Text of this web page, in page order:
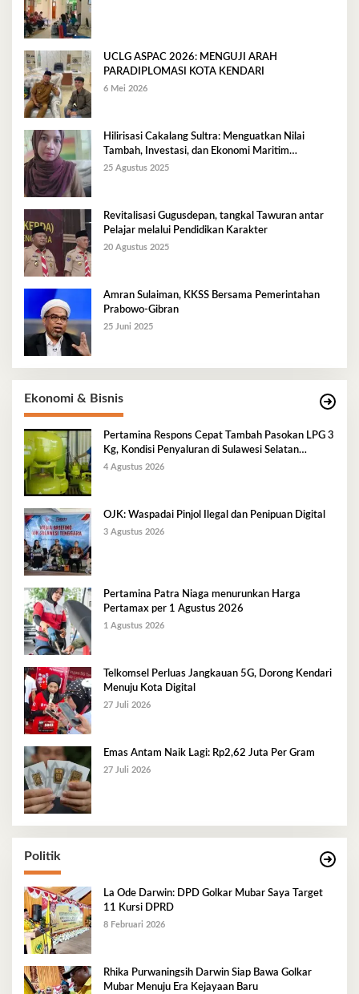
UCLG ASPAC 2026: MENGUJI ARAH
PARADIPLOMASI KOTA KENDARI
6 Mei 2026
Hilirisasi Cakalang Sultra: Menguatkan Nilai
Tambah, Investasi, dan Ekonomi Maritim
Berkelanjutan
25 Agustus 2025
Revitalisasi Gugusdepan, tangkal Tawuran antar
Pelajar melalui Pendidikan Karakter
20 Agustus 2025
Amran Sulaiman, KKSS Bersama Pemerintahan
Prabowo-Gibran
25 Juni 2025
Ekonomi & Bisnis
Pertamina Respons Cepat Tambah Pasokan LPG 3
Kg, Kondisi Penyaluran di Sulawesi Selatan
Berlangsung Kondusif
4 Agustus 2026
OJK: Waspadai Pinjol Ilegal dan Penipuan Digital
3 Agustus 2026
Pertamina Patra Niaga menurunkan Harga
Pertamax per 1 Agustus 2026
1 Agustus 2026
Telkomsel Perluas Jangkauan 5G, Dorong Kendari
Menuju Kota Digital
27 Juli 2026
Emas Antam Naik Lagi: Rp2,62 Juta Per Gram
27 Juli 2026
Politik
La Ode Darwin: DPD Golkar Mubar Saya Target
11 Kursi DPRD
8 Februari 2026
Rhika Purwaningsih Darwin Siap Bawa Golkar
Mubar Menuju Era Kejayaan Baru